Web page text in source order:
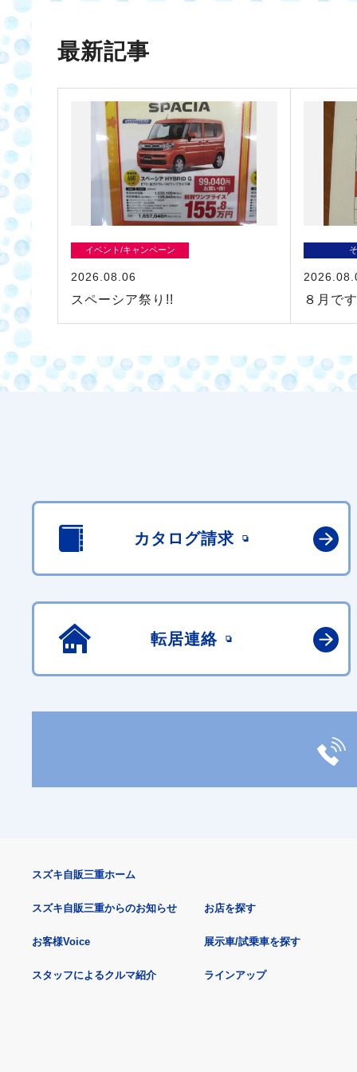
最新記事
イベント/キャンペーン
2026.08.06
スペーシア祭り!! ８月で
カタログ請求
転居連絡
スズキ自販三重ホーム
スズキ自販三重からのお知らせ
お客様Voice
スタッフによるクルマ紹介
お店を探す
展示車/試乗車を探す
ラインアップ